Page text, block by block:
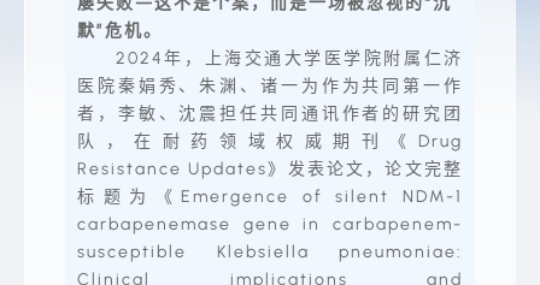
默”危机。
2024年，上海交通大学医学院附属仁济
医院秦娟秀、朱渊、诸一为作为共同第一作
者，李敏、沈震担任共同通讯作者的研究团
队，在耐药领域权威期刊《Drug
Resistance Updates》发表论文，论文完整
标题为《Emergence of silent NDM-1
carbapenemase gene in carbapenem-
susceptible Klebsiella pneumoniae:
Clinical implications and